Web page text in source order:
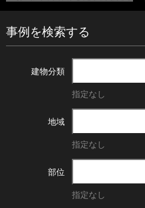
事例を検索する
建物分類
指定なし
地域
指定なし
部位
指定なし